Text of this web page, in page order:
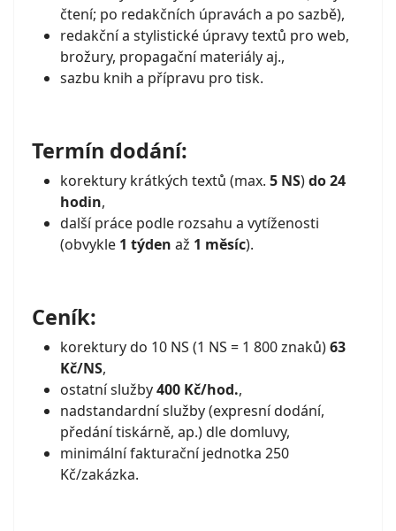
čtení; po redakčních úpravách a po sazbě),
redakční a stylistické úpravy textů pro web,
brožury, propagační materiály aj.,
sazbu knih a přípravu pro tisk.
Termín dodání:
korektury krátkých textů (max. 5 NS)do 24
hodin,
další práce podle rozsahu a vytíženosti
(obvykle 1 týden až 1 měsíc).
Ceník:
korektury do 10 NS (1 NS = 1 800 znaků)63
Kč/NS,
ostatní služby400 Kč/hod.,
nadstandardní služby (expresní dodání,
předání tiskárně, ap.) dle domluvy,
minimální fakturační jednotka 250
Kč/zakázka.